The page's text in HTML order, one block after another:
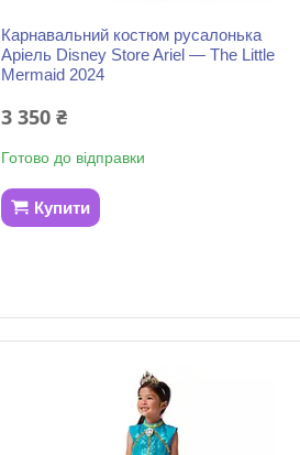
Карнавальний костюм русалонька
Аріель Disney Store Ariel — The Little
Mermaid 2024
3 350 ₴
Готово до відправки
Купити